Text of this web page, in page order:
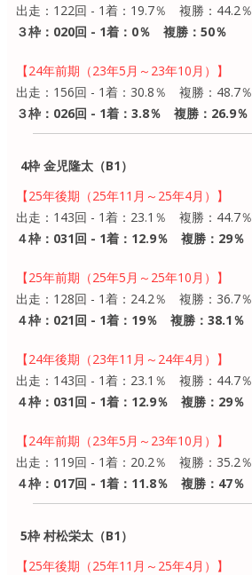
出走：122回 - 1着：19.7％ 複勝：44.2％
３枠：020回 - 1着：0％ 複勝：50％
【24年前期（23年5月～23年10月）】
出走：156回 - 1着：30.8％ 複勝：48.7％
３枠：026回 - 1着：3.8％ 複勝：26.9％
4枠 金児隆太（B1）
【25年後期（25年11月～25年4月）】
出走：143回 - 1着：23.1％ 複勝：44.7％
４枠：031回 - 1着：12.9％ 複勝：29％
【25年前期（25年5月～25年10月）】
出走：128回 - 1着：24.2％ 複勝：36.7％
４枠：021回 - 1着：19％ 複勝：38.1％
【24年後期（23年11月～24年4月）】
出走：143回 - 1着：23.1％ 複勝：44.7％
４枠：031回 - 1着：12.9％ 複勝：29％
【24年前期（23年5月～23年10月）】
出走：119回 - 1着：20.2％ 複勝：35.2％
４枠：017回 - 1着：11.8％ 複勝：47％
5枠 村松栄太（B1）
【25年後期（25年11月～25年4月）】